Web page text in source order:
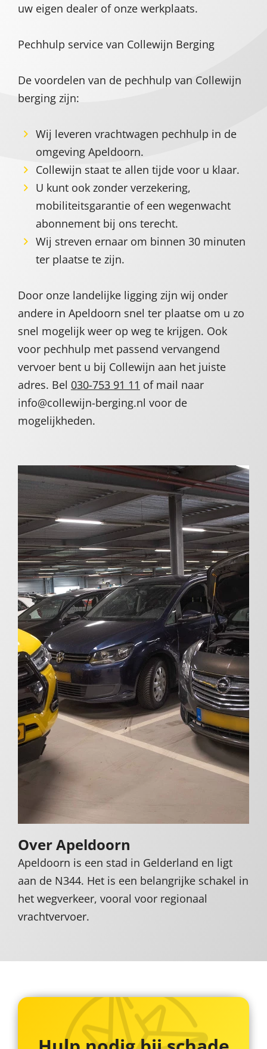
uw eigen dealer of onze werkplaats.
Pechhulp service van Collewijn Berging
De voordelen van de pechhulp van Collewijn
berging zijn:
Wij leveren vrachtwagen pechhulp in de
omgeving Apeldoorn.
Collewijn staat te allen tijde voor u klaar.
U kunt ook zonder verzekering,
mobiliteitsgarantie of een wegenwacht
abonnement bij ons terecht.
Wij streven ernaar om binnen 30 minuten
ter plaatse te zijn.
Door onze landelijke ligging zijn wij onder
andere in Apeldoorn snel ter plaatse om u zo
snel mogelijk weer op weg te krijgen. Ook
voor pechhulp met passend vervangend
vervoer bent u bij Collewijn aan het juiste
adres. Bel 030-753 91 11 of mail naar
info@collewijn-berging.nl voor de
mogelijkheden.
Over Apeldoorn
Apeldoorn is een stad in Gelderland en ligt
aan de N344. Het is een belangrijke schakel in
het wegverkeer, vooral voor regionaal
vrachtvervoer.